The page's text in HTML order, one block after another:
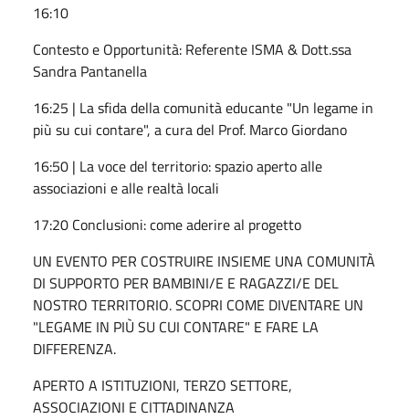
16:10
Contesto e Opportunità: Referente ISMA & Dott.ssa
Sandra Pantanella
16:25 | La sfida della comunità educante "Un legame in
più su cui contare", a cura del Prof. Marco Giordano
16:50 | La voce del territorio: spazio aperto alle
associazioni e alle realtà locali
17:20 Conclusioni: come aderire al progetto
UN EVENTO PER COSTRUIRE INSIEME UNA COMUNITÀ
DI SUPPORTO PER BAMBINI/E E RAGAZZI/E DEL
NOSTRO TERRITORIO. SCOPRI COME DIVENTARE UN
"LEGAME IN PIÙ SU CUI CONTARE" E FARE LA
DIFFERENZA.
APERTO A ISTITUZIONI, TERZO SETTORE,
ASSOCIAZIONI E CITTADINANZA